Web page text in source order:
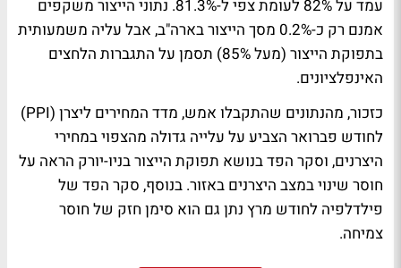
עמד על 82% לעומת צפי ל-81.3%. נתוני הייצור משקפים
אמנם רק כ-0.2% מסך הייצור בארה"ב, אבל עליה משמעותית
בתפוקת הייצור (מעל 85%) תסמן על התגברות הלחצים
האינפלציונים.
כזכור, מהנתונים שהתקבלו אמש, מדד המחירים ליצרן (PPI)
לחודש פברואר הצביע על עלייה גדולה מהצפוי במחירי
היצרנים, וסקר הפד בנושא תפוקת הייצור בניו-יורק הראה על
חוסר שינוי במצב היצרנים באזור. בנוסף, סקר הפד של
פילדלפיה לחודש מרץ נתן גם הוא סימן חזק של חוסר
צמיחה.